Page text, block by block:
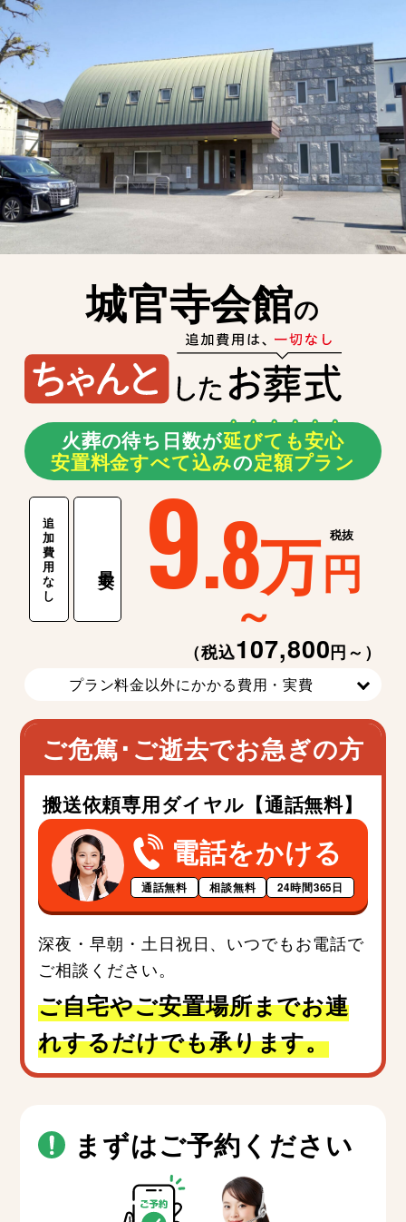
城官寺会館の
火葬の待ち日数が延びて も安心
安置料金すべて込みの定額プラン
追
加
費
用
な
し
9.8万円
税抜
～
（税込107,800円～）
プラン料金以外にかかる費用・実費
ご危篤･ご逝去でお急ぎの方
搬送依頼専用ダイヤル【通話無料】
電話をかける
通話無料 相談無料 24時間365日
深夜・早朝・土日祝日、いつでもお電話で
ご相談ください。
ご自宅やご安置場所までお連
れするだけでも承ります。
まずはご予約ください